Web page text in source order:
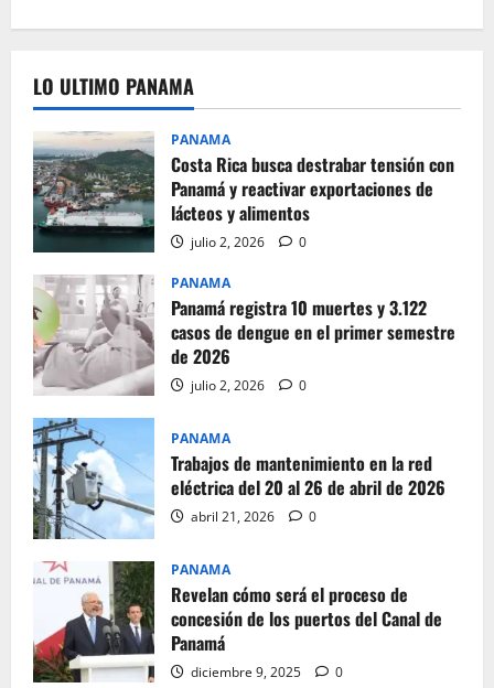
LO ULTIMO PANAMA
PANAMA
Costa Rica busca destrabar tensión con
Panamá y reactivar exportaciones de
lácteos y alimentos
julio 2, 2026 0
PANAMA
Panamá registra 10 muertes y 3.122
casos de dengue en el primer semestre
de 2026
julio 2, 2026 0
PANAMA
Trabajos de mantenimiento en la red
eléctrica del 20 al 26 de abril de 2026
abril 21, 2026 0
PANAMA
Revelan cómo será el proceso de
concesión de los puertos del Canal de
Panamá
diciembre 9, 2025 0